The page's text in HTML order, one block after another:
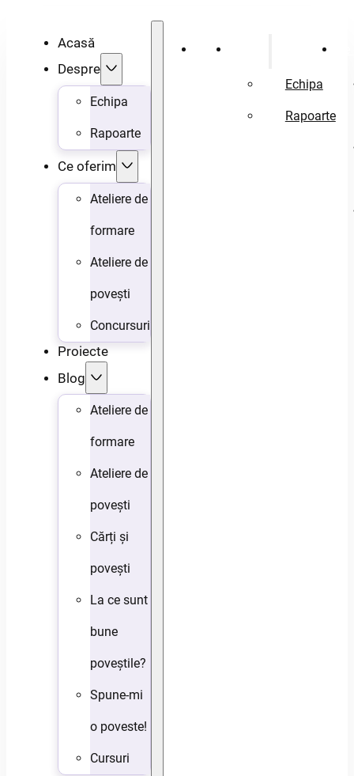
Acasă
Despre
Echipa
Rapoarte
Ce oferim
Ateliere de
formare
Ateliere de
povești
Concursuri
Proiecte
Blog
Ateliere de
formare
Ateliere de
povești
Cărți și
povești
La ce sunt
bune
poveștile?
Spune-mi
o poveste!
Cursuri
Acasă
Echipa
Rapoarte